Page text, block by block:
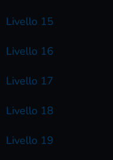
Livello 15
Livello 16
Livello 17
Livello 18
Livello 19